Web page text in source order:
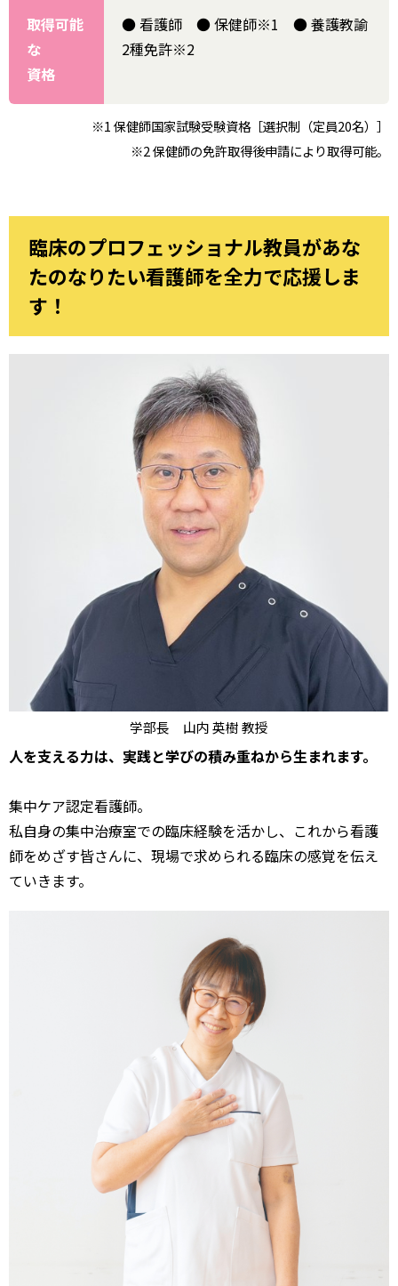
取得可能
な
資格
● 看護師 ● 保健師※1 ● 養護教諭
2種免許※2
※1 保健師国家試験受験資格［選択制（定員20名）］
※2 保健師の免許取得後申請により取得可能。
臨床のプロフェッショナル教員があな
たのなりたい看護師を全力で応援しま
す！
学部長 山内 英樹 教授
人を支える力は、実践と学びの積み重ねから生まれます。
集中ケア認定看護師。
私自身の集中治療室での臨床経験を活かし、これから看護
師をめざす皆さんに、現場で求められる臨床の感覚を伝え
ていきます。